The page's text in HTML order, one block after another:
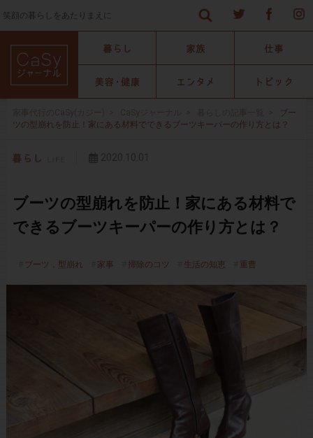
笑顔の暮らしをあたりまえに
ブー
ツの型崩れを防止！家にある材料でできるブーツキーパーの作り方とは？
ブーツの型崩れを防止！家にある材料で
できるブーツキーパーの作り方とは？
ブーツ，型崩れ 家事 掃除のコツ 生活の知恵 重曹